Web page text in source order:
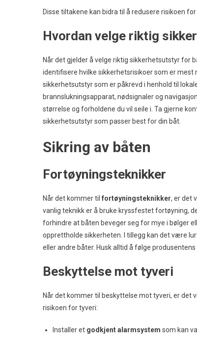
Disse tiltakene kan bidra til å redusere risikoen
Hvordan velge riktig
Når det gjelder å velge riktig sikkerhetsutstyr for
identifisere hvilke sikkerhetsrisikoer som er
sikkerhetsutstyr som er påkrevd i henhold til
brannslukningsapparat, nødsignaler og
størrelse og forholdene du vil seile i. Ta gjerne
sikkerhetsutstyr som passer best for din båt.
Sikring av båten
Fortøyningsteknikker
Når det kommer til fortøyningsteknikker, er det
vanlig teknikk er å bruke kryssfestet fortøyning,
forhindre at båten beveger seg for mye i bølger
opprettholde sikkerheten. I tillegg kan det være
eller andre båter. Husk alltid å følge
Beskyttelse mot tyveri
Når det kommer til beskyttelse mot tyveri, er det
risikoen for tyveri:
Installer et godkjent alarmsystem som kan